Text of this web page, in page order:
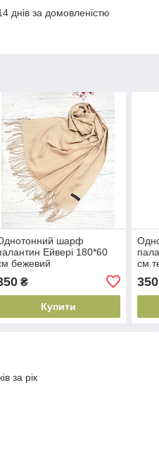
днів за домовленістю
шарф
Ейвері 180*60
бежевий
₴
Купити
см
350
за рік